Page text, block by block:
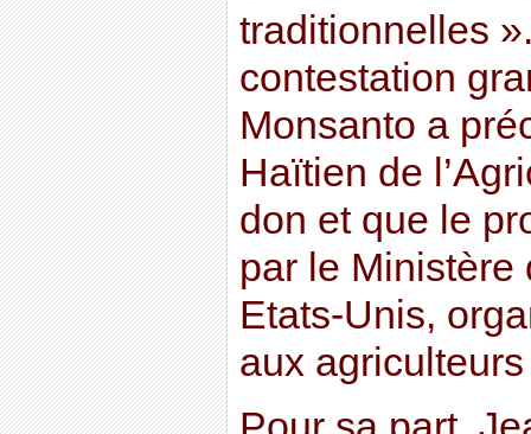
traditionnelles
contestation
Monsanto a
Haïtien de
don et que le
par le Ministère
Etats-Unis,
aux